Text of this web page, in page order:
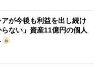
アが今後も利益を出し続け
ない」資産11億円の個人